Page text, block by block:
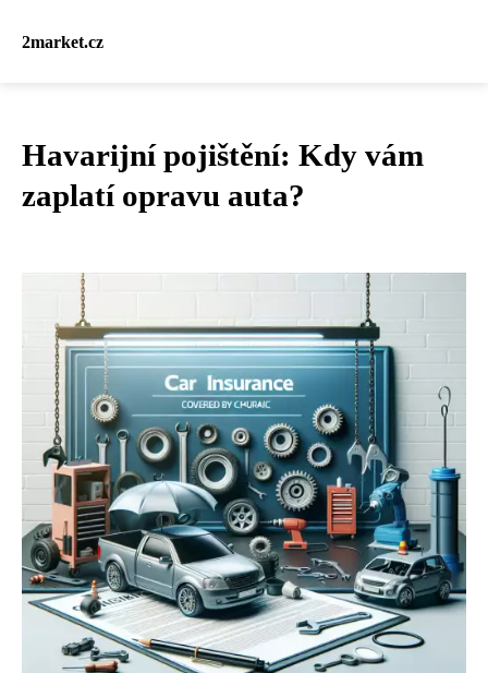
2market.cz
Havarijní pojištění: Kdy vám
zaplatí opravu auta?